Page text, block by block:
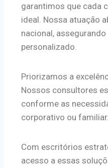
garantimos que cada
ideal. Nossa atuação
nacional,
personalizado.
Priorizamos a
Nossos consultores
conforme as
corporativo ou familiar.
Com escritórios
acesso a essas